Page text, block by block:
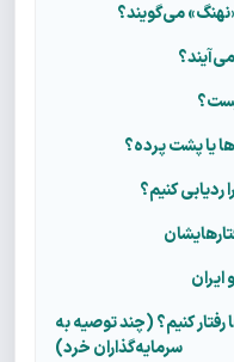
می‌گویند؟
یا پشت پرده؟
کنیم؟
کنیم؟ (چند توصیه به
سرمایه‌گذاران خرد)